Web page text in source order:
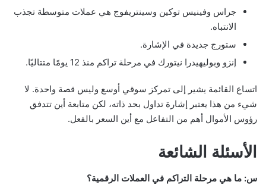
جراس وفينيس توكين وسينتريفوج هي عملات متوسطة تجذب
الانتباه.
ستورج جديدة في الإشارة.
إنزو وبوليهيدرا نيتورك في مرحلة تراكم منذ 12 يومًا متتاليًا.
اتساع القائمة يشير إلى تمركز سوقي أوسع وليس قصة واحدة. لا
شيء من هذا يعتبر إشارة تداول بحد ذاته، لكن متابعة أين تتدفق
رؤوس الأموال أهم من التفاعل مع أين السعر بالفعل.
الأسئلة الشائعة
س: ما هي مرحلة التراكم في العملات الرقمية؟